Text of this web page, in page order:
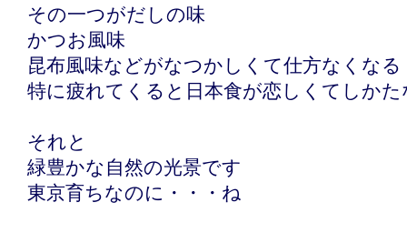
その一つがだしの味
かつお風味
昆布風味などがなつかしくて仕方なくなる
特に疲れてくると日本食が恋しくてしか
それと
緑豊かな自然の光景です
東京育ちなのに・・・ね